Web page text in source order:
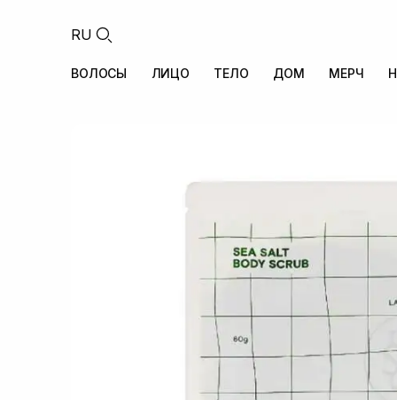
RU
ВОЛОСЫ ЛИЦО ТЕЛО ДОМ МЕРЧ